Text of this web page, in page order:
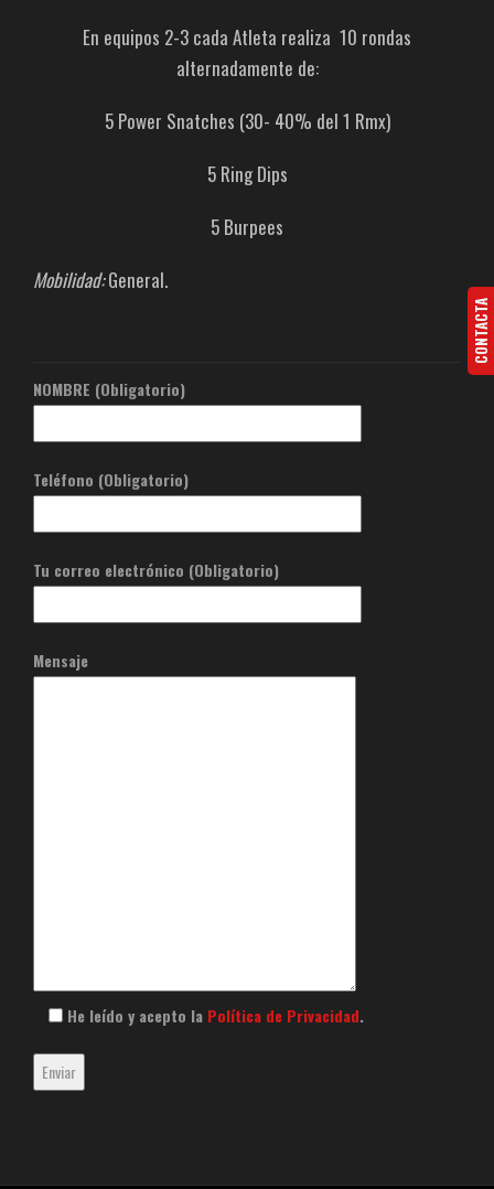
En equipos 2-3 cada Atleta realiza 10 rondas
alternadamente de:
5 Power Snatches (30- 40% del 1 Rmx)
5 Ring Dips
5 Burpees
Mobilidad:General.
NOMBRE (Obligatorio)
Teléfono (Obligatorio)
Tu correo electrónico (Obligatorio)
Mensaje
He leído y acepto la Política de Privacidad.
CONTACTA